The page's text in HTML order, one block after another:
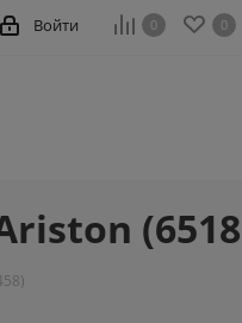
0 0
Войти